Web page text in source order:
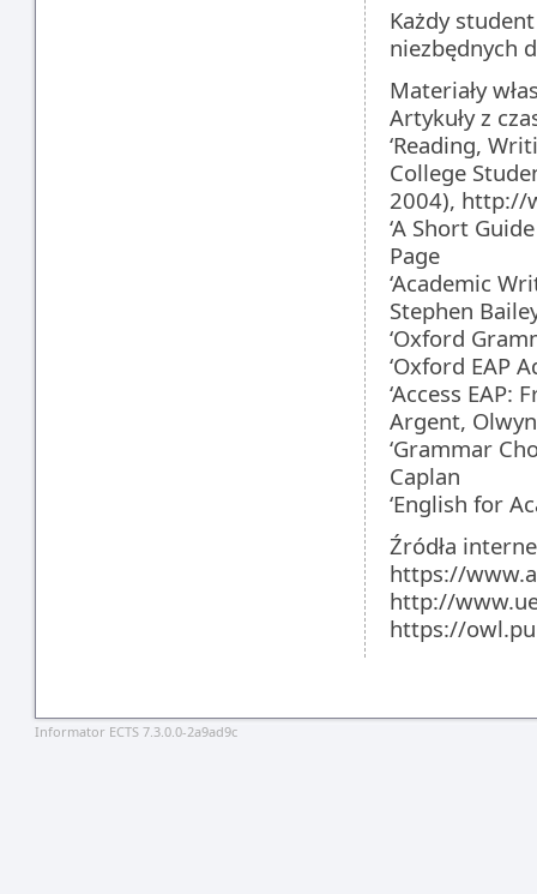
Każdy
niezbędnych
Materiały
Artykuły z
‘Reading,
College
2004), http://
‘A Short
Page
‘Academic
Stephen
‘Oxford
‘Oxford EAP
‘Access EAP:
Argent,
‘Grammar
Caplan
‘English for
Źródła
https://
http://
https://
Informator ECTS 7.3.0.0-2a9ad9c